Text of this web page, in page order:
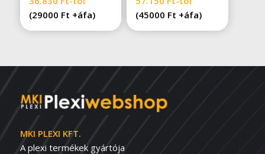
(29000 Ft +áfa)
(45000 Ft +áfa)
MKI PLEXI KFT.
A plexi termékek gyártója